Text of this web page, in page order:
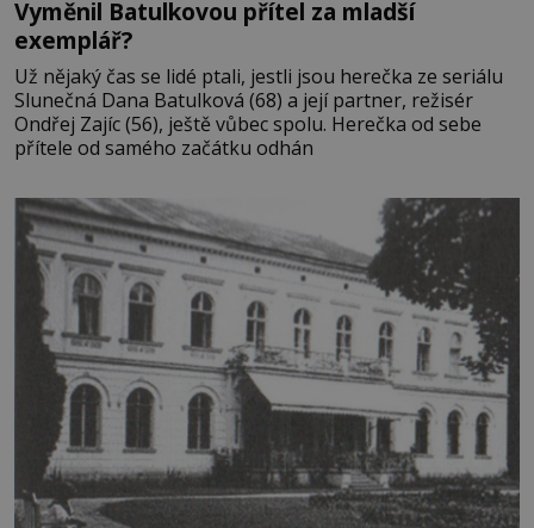
Vyměnil Batulkovou přítel za mladší
exemplář?
Už nějaký čas se lidé ptali, jestli jsou herečka ze seriálu
Slunečná Dana Batulková (68) a její partner, režisér
Ondřej Zajíc (56), ještě vůbec spolu. Herečka od sebe
přítele od samého začátku odhán